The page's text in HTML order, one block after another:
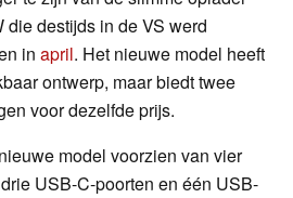
die destijds in de VS werd
in april. Het nieuwe model heeft
ontwerp, maar biedt twee
voor dezelfde prijs.
model voorzien van vier
USB-C-poorten en één USB-